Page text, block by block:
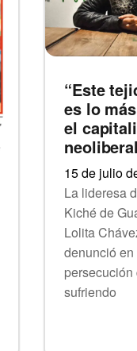
“Este
es lo
el
15 de julio
La lideresa
Kiché de
Lolita
denunció
sufriendo